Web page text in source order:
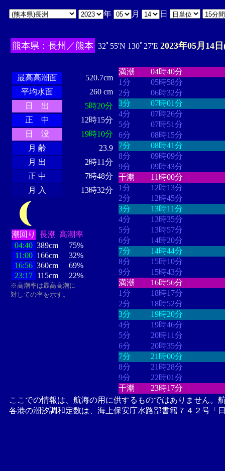
年 月 日
熊本県：長州／熊本 32ﾟ55'N 130ﾟ27'E 2023年05月14
最高高潮面
520.7cm
平均水面
260 cm
日 出
5時20分
正 中
12時15分
日 没
19時10分
月 齢
23.9
月 出
2時11分
正 中
7時48分
月 入
13時32分
潮回り 長潮 高潮率
04:40 389cm
75%
11:00 166cm
32%
16:56 360cm
69%
23:17 115cm 22%
※高潮率は最高高潮に
対しての率を示す。
満潮
04時40分
1分
05時58分
2分
06時32分
3分
07時01分
4分
07時26分
5分
07時51分
6分
08時15分
7分
08時41分
8分
09時09分
9分
09時43分
干潮
11時00分
1分
12時13分
2分
12時45分
3分
13時11分
4分
13時35分
5分
13時57分
6分
14時20分
7分
14時44分
8分
15時10分
9分
15時43分
満潮
16時56分
1分
18時17分
2分
18時52分
3分
19時20分
4分
19時46分
5分
20時11分
6分
20時35分
7分
21時00分
8分
21時28分
9分
22時01分
干潮
23時17分
ここでの情報は、航海の用に供するものではありません。
各港の潮汐調和定数は、海上保安庁水路部書籍７４２号「